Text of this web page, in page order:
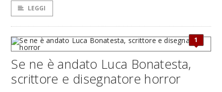
LEGGI
1
Se ne è andato Luca Bonatesta,
scrittore e disegnatore horror